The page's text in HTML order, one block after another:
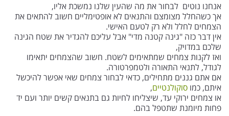
אנחנו נוטים לבחור את מה שהעין שלנו נמשכת אליו,
אך כשהחלל מצומצם והתנאים לא אופטימליים חשוב להתאים את
הצמחים לחלל ולא רק לטעם האישי.
אין דבר כזה "גינה קטנה מדי" אבל עליכם להגדיר את שטח הגינה
שלכם במדויק,
ואז לקנות צמחים שמתאימים לשטח. חשוב שהצמחים יתאימו
לגודל, לתנאי התאורה ולטמפרטורה.
אם אתם גננים מתחילים, כדאי לבחור צמחים שאי אפשר להיכשל
איתם, כמו סוקולנטיים,
או צמחים ירוקי עד, שיצליחו לחיות גם בתנאים קשים יותר ועם יד
פחות מיומנת שתטפל בהם.